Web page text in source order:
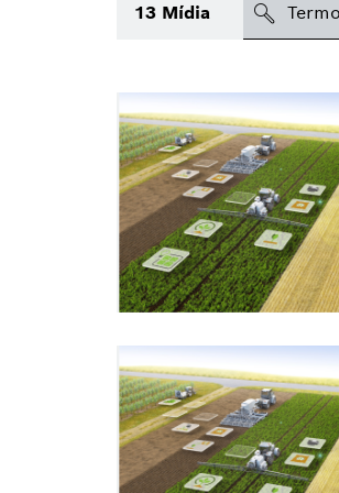
13 Mídia search
Tópico(1)
Área
Região
Data de publicação
Tipo de mídia